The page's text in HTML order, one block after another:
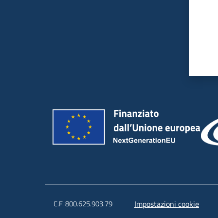
C.F. 800.625.903.79 Impostazioni cookie